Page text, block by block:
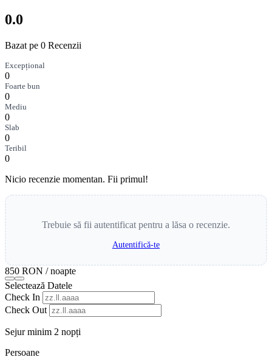
0.0
Bazat pe 0 Recenzii
Excepțional
0
Foarte bun
0
Mediu
0
Slab
0
Teribil
0
Nicio recenzie momentan. Fii primul!
Trebuie să fii autentificat pentru a lăsa o recenzie.
Autentifică-te
850 RON / noapte
Selectează Datele
Check In
Check Out
Sejur minim 2 nopți
Persoane